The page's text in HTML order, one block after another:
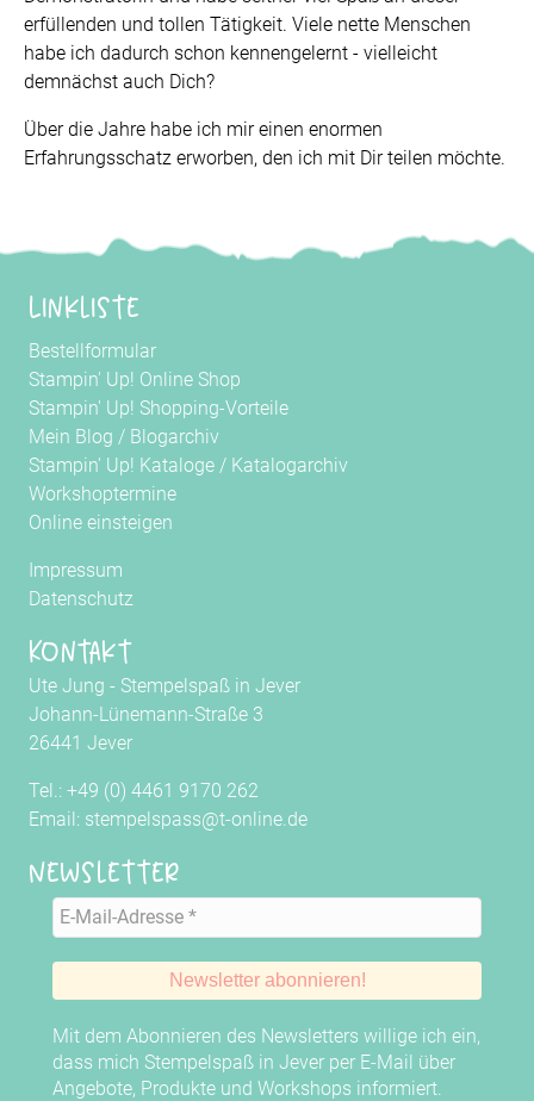
erfüllenden und tollen Tätigkeit. Viele nette Menschen
habe ich dadurch schon kennengelernt - vielleicht
demnächst auch Dich?
Über die Jahre habe ich mir einen enormen
Erfahrungsschatz erworben, den ich mit Dir teilen möchte.
Linkliste
Bestellformular
Stampin' Up! Online Shop
Stampin' Up! Shopping-Vorteile
Mein Blog / Blogarchiv
Stampin' Up! Kataloge / Katalogarchiv
Workshoptermine
Online einsteigen
Impressum
Datenschutz
Kontakt
Ute Jung - Stempelspaß in Jever
Johann-Lünemann-Straße 3
26441 Jever
Tel.: +49 (0) 4461 9170 262
Email: stempelspass@t-online.de
Newsletter
Mit dem Abonnieren des Newsletters willige ich ein,
dass mich Stempelspaß in Jever per E-Mail über
Angebote, Produkte und Workshops informiert.